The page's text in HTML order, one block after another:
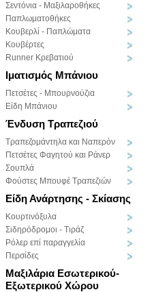
Σεντόνια - Μαξιλαροθήκες
Παπλωματοθήκες
Κουβερλί - Παπλώματα
Κουβέρτες
Runner Κρεβατιού
Ιματισμός Μπάνιου
Πετσέτες - Μπουρνούζια
Είδη Μπάνιου
Ένδυση Τραπεζιού
Τραπεζομάντηλα και Ναπερόν
Πετσέτες Φαγητού και Ράνερ
Σουπλά
Φούστες Μπουφέ Τραπεζιών
Είδη Ανάρτησης - Σκίασης
Κουρτινόξυλα
Σιδηρόδρομοι - Τιράζ
Ρόλερ επί παραγγελία
Περσίδες
Μαξιλάρια Εσωτερικού-
Εξωτερικού Χώρου